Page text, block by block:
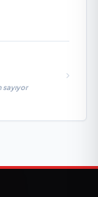
sayıyor